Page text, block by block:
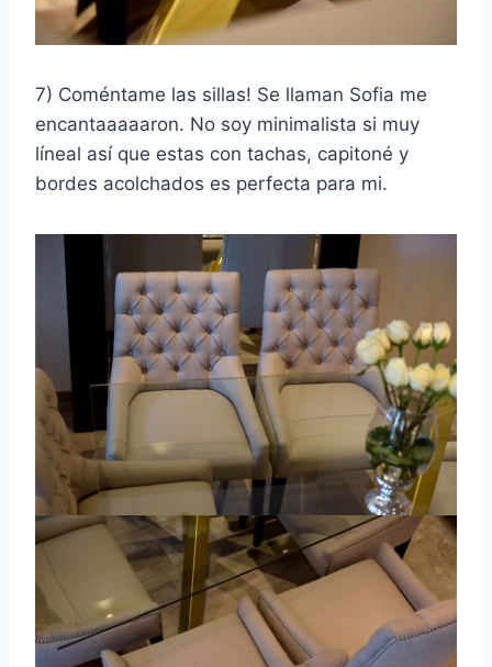
7) Coméntame las sillas! Se llaman Sofia me
encantaaaaaron. No soy minimalista si muy
líneal así que estas con tachas, capitoné y
bordes acolchados es perfecta para mi.